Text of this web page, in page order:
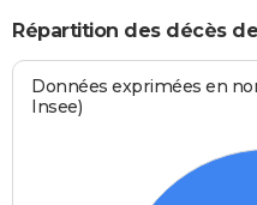
Répartition des décès
Données exprimées en
Insee)